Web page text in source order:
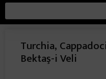
Turchia,
Bektaş-i Veli